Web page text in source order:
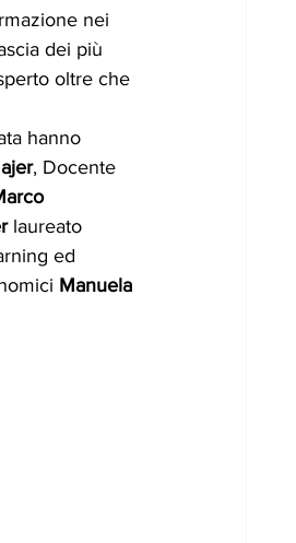
nei
dei più
oltre che
hanno
, Docente
laureato
ed
Manuela